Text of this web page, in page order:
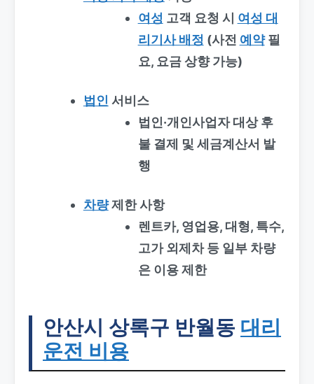
여성 고객 요청 시 여성 대
리기사 배정 (사전 예약필
요, 요금 상향 가능)
법인 서비스
법인·개인사업자 대상 후
불 결제 및 세금계산서 발
행
차량제한 사항
렌트카, 영업용, 대형, 특수,
고가 외제차 등 일부 차량
은 이용 제한
안산시 상록구 반월동 대리
운전 비용